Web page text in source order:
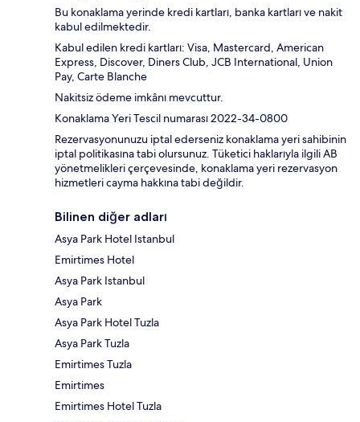
Bu konaklama yerinde kredi kartları, banka kartları ve nakit
kabul edilmektedir.
Kabul edilen kredi kartları: Visa, Mastercard, American
Express, Discover, Diners Club, JCB International, Union
Pay, Carte Blanche
Nakitsiz ödeme imkânı mevcuttur.
Konaklama Yeri Tescil numarası 2022-34-0800
Rezervasyonunuzu iptal ederseniz konaklama yeri sahibinin
iptal politikasına tabi olursunuz. Tüketici haklarıyla ilgili AB
yönetmelikleri çerçevesinde, konaklama yeri rezervasyon
hizmetleri cayma hakkına tabi değildir.
Bilinen diğer adları
Asya Park Hotel Istanbul
Emirtimes Hotel
Asya Park Istanbul
Asya Park
Asya Park Hotel Tuzla
Asya Park Tuzla
Emirtimes Tuzla
Emirtimes
Emirtimes Hotel Tuzla